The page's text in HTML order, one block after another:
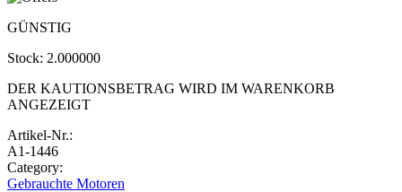
GÜNSTIG
Stock: 2.000000
DER KAUTIONSBETRAG WIRD IM WARENKORB
ANGEZEIGT
Artikel-Nr.:
A1-1446
Category:
Gebrauchte Motoren